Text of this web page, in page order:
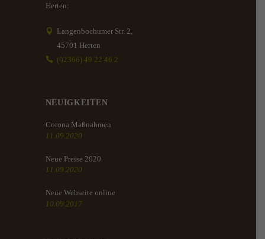
Herten:
Langenbochumer Str. 2,
45701 Herten
(02366) 49 22 46 2
NEUIGKEITEN
Corona Maßnahmen
11.09.2020
Neue Preise 2020
11.09.2020
Neue Webseite online
10.09.2017